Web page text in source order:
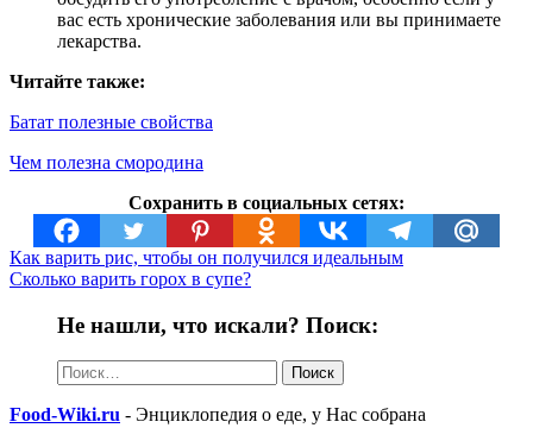
вас есть хронические заболевания или вы принимаете
лекарства.
Читайте также:
Батат полезные свойства
Чем полезна смородина
Сохранить в социальных сетях:
Как варить рис, чтобы он получился идеальным
Сколько варить горох в супе?
Не нашли, что искали? Поиск:
Найти:
Food-Wiki.ru - Энциклопедия о еде, у Нас собрана